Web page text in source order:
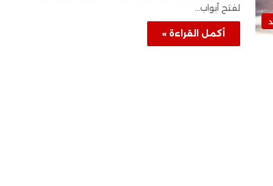
لفتح أبواب…
أكمل القراءة »